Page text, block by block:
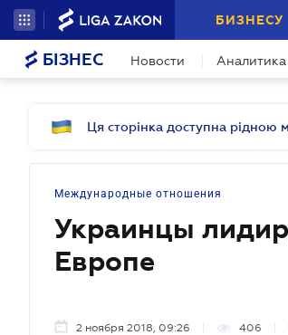
БИЗНЕСУ
БІЗНЕС Новости Аналитика
Ця сторінка доступна рідною
Международные отношения
Украинцы
Европе
2 ноября 2018, 09:26 406